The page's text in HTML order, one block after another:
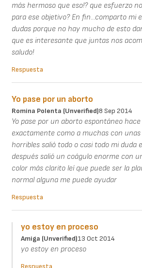
más hermoso que eso!? que esfuerzo
para ese objetivo? En fin...comparto mi
dudas porque no hay mucho de esto
que es interesante que juntas nos
saludo!
Respuesta
Yo pase por un aborto
Romina Polenta (unverified)8 Sep 2014
Yo pase por un aborto espontáneo
exactamente como a muchas con
horribles salió todo o casi todo mi duda
después salió un coágulo enorme con
color más clarito leí que puede ser la
normal alguna me puede ayudar
Respuesta
yo estoy en proceso
Amiga (unverified)13 Oct 2014
yo estoy en proceso
Respuesta